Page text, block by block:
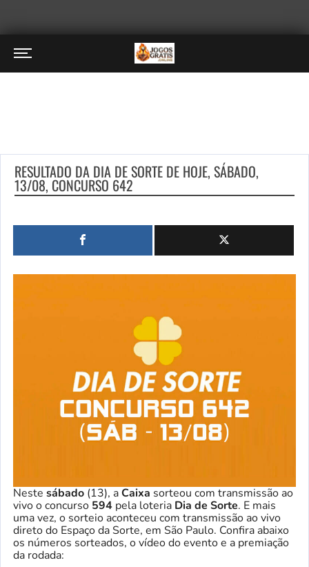
RESULTADO DA DIA DE SORTE DE HOJE, SÁBADO,
13/08, CONCURSO 642
Neste sábado (13), aCaixa sorteou com transmissão ao
vivo o concurso 594 pela loteria Dia de Sorte. E mais
uma vez, o sorteio aconteceu com transmissão ao vivo
direto do Espaço da Sorte, em São Paulo. Confira abaixo
os números sorteados, o vídeo do evento e a premiação
da rodada: